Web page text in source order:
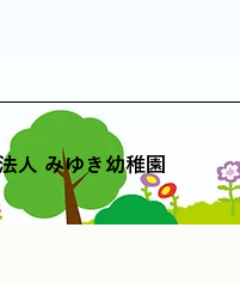
人 みゆき幼稚園